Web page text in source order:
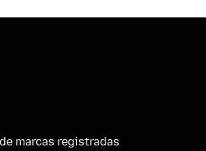
marcas registradas